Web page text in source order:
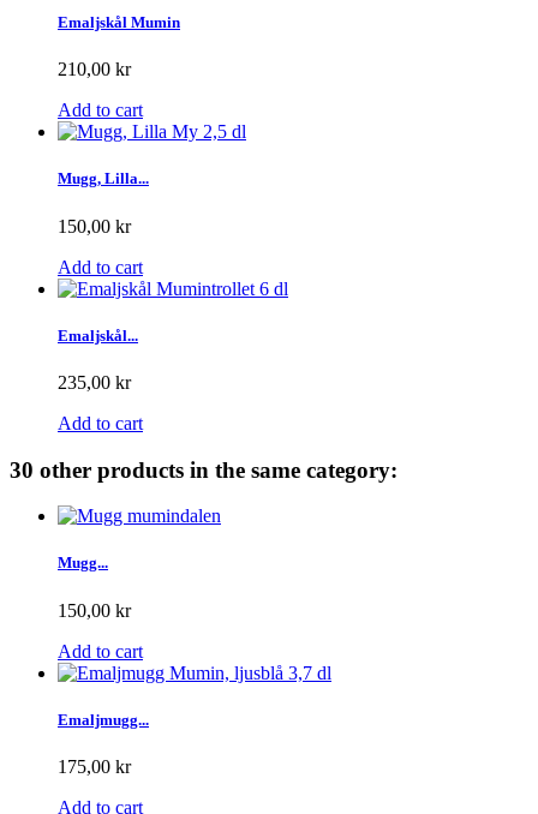
Emaljskål Mumin
210,00 kr
Add to cart
Mugg, Lilla...
150,00 kr
Add to cart
Emaljskål...
235,00 kr
Add to cart
30 other products in the same category:
Mugg...
150,00 kr
Add to cart
Emaljmugg...
175,00 kr
Add to cart